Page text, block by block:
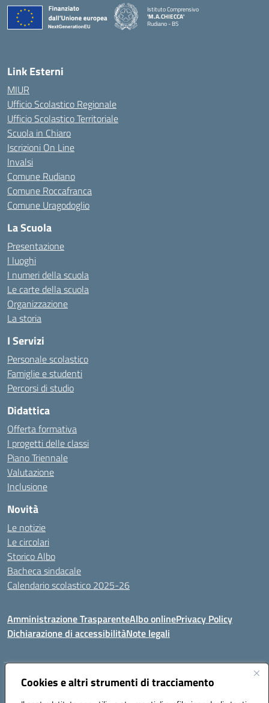
Cookies e altri strumenti di tracciamento
Istituto Comprensivo
'M.A.CHIECCA'
Rudiano - BS
Link Esterni
MIUR
Ufficio Scolastico Regionale
Ufficio Scolastico Territoriale
Scuola in Chiaro
Iscrizioni On Line
Invalsi
Comune Rudiano
Comune Roccafranca
Comune Uragodoglio
La Scuola
Presentazione
I luoghi
I numeri della scuola
Le carte della scuola
Organizzazione
La storia
I Servizi
Personale scolastico
Famiglie e studenti
Percorsi di studio
Didattica
Offerta formativa
I progetti delle classi
Piano Triennale
Valutazione
Inclusione
Novità
Le notizie
Le circolari
Storico Albo
Bacheca sindacale
Calendario scolastico 2025-26
Amministrazione TrasparenteAlbo onlinePrivacy Policy
Dichiarazione di accessibilitàNote legali
Indirizzo:VIA A. DE GASPERI, 41 RUDIANO 25030 RUDIANO